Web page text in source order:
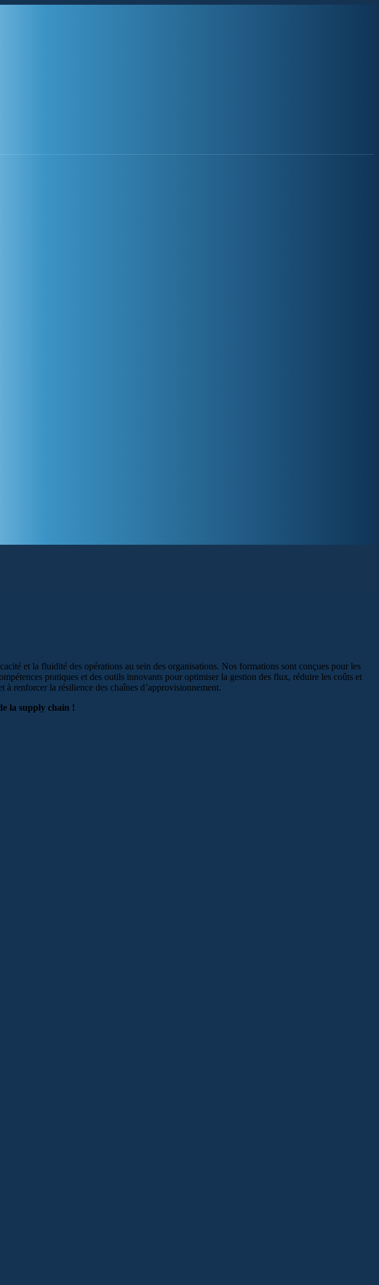
et la fluidité des opérations au sein des organisations. Nos formations sont conçues pour les
pratiques et des outils innovants pour optimiser la gestion des flux, réduire les coûts et
renforcer la résilience des chaînes d’approvisionnement.
la supply chain !